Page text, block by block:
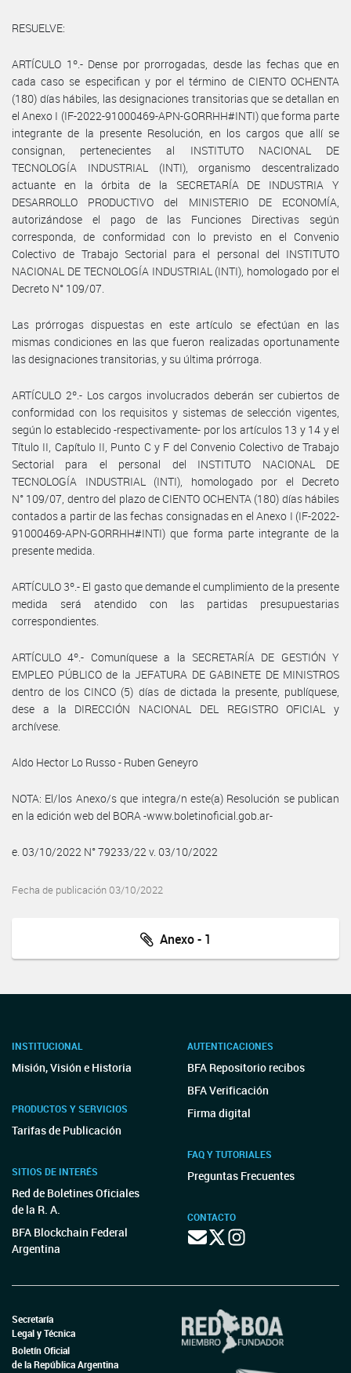
RESUELVE:
ARTÍCULO 1º.- Dense por prorrogadas, desde las fechas que en
cada caso se especifican y por el término de CIENTO OCHENTA
(180) días hábiles, las designaciones transitorias que se detallan en
el Anexo I (IF-2022-91000469-APN-GORRHH#INTI) que forma parte
integrante de la presente Resolución, en los cargos que allí se
consignan, pertenecientes al INSTITUTO NACIONAL DE
TECNOLOGÍA INDUSTRIAL (INTI), organismo descentralizado
actuante en la órbita de la SECRETARÍA DE INDUSTRIA Y
DESARROLLO PRODUCTIVO del MINISTERIO DE ECONOMÍA,
autorizándose el pago de las Funciones Directivas según
corresponda, de conformidad con lo previsto en el Convenio
Colectivo de Trabajo Sectorial para el personal del INSTITUTO
NACIONAL DE TECNOLOGÍA INDUSTRIAL (INTI), homologado por el
Decreto N° 109/07.
Las prórrogas dispuestas en este artículo se efectúan en las
mismas condiciones en las que fueron realizadas oportunamente
las designaciones transitorias, y su última prórroga.
ARTÍCULO 2º.- Los cargos involucrados deberán ser cubiertos de
conformidad con los requisitos y sistemas de selección vigentes,
según lo establecido -respectivamente- por los artículos 13 y 14 y el
Título II, Capítulo II, Punto C y F del Convenio Colectivo de Trabajo
Sectorial para el personal del INSTITUTO NACIONAL DE
TECNOLOGÍA INDUSTRIAL (INTI), homologado por el Decreto
N° 109/07, dentro del plazo de CIENTO OCHENTA (180) días hábiles
contados a partir de las fechas consignadas en el Anexo I (IF-2022-
91000469-APN-GORRHH#INTI) que forma parte integrante de la
presente medida.
ARTÍCULO 3º.- El gasto que demande el cumplimiento de la presente
medida será atendido con las partidas presupuestarias
correspondientes.
ARTÍCULO 4º.- Comuníquese a la SECRETARÍA DE GESTIÓN Y
EMPLEO PÚBLICO de la JEFATURA DE GABINETE DE MINISTROS
dentro de los CINCO (5) días de dictada la presente, publíquese,
dese a la DIRECCIÓN NACIONAL DEL REGISTRO OFICIAL y
archívese.
Aldo Hector Lo Russo - Ruben Geneyro
NOTA: El/los Anexo/s que integra/n este(a) Resolución se publican
en la edición web del BORA -www.boletinoficial.gob.ar-
e. 03/10/2022 N° 79233/22 v. 03/10/2022
Fecha de publicación 03/10/2022
Anexo - 1
INSTITUCIONAL
Misión, Visión e Historia
PRODUCTOS Y SERVICIOS
Tarifas de Publicación
SITIOS DE INTERÉS
Red de Boletines Oficiales
de la R. A.
BFA Blockchain Federal
Argentina
AUTENTICACIONES
BFA Repositorio recibos
BFA Verificación
Firma digital
FAQ Y TUTORIALES
Preguntas Frecuentes
CONTACTO
Secretaría
Legal y Técnica
Boletín Oficial
de la República Argentina